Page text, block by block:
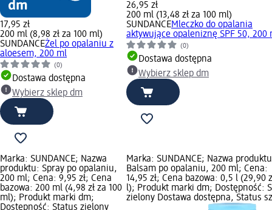
17,95 zł
200 ml (8,98 zł za 100 ml)
SUNDANCEŻel po opalaniu z
aloesem, 200 ml
(0)
Dostawa dostępna
Wybierz sklep dm
26,95 zł
200 ml (13,48 zł za 100 ml)
SUNDANCEMleczko do opalania
aktywujące opaleniznę SPF 50, 200
(0)
Dostawa dostępna
Wybierz sklep dm
Marka: SUNDANCE; Nazwa
produktu: Spray po opalaniu,
200 ml; Cena: 9,95 zł; Cena
bazowa: 200 ml (4,98 zł za 100
ml); Produkt marki dm;
Dostępność: Status zielony
Marka: SUNDANCE; Nazwa
Balsam po opalaniu, 200 ml; Cena:
14,95 zł; Cena bazowa: 0,5 l (29,90
l); Produkt marki dm; Dostępność:
zielony Dostawa dostępna, Status